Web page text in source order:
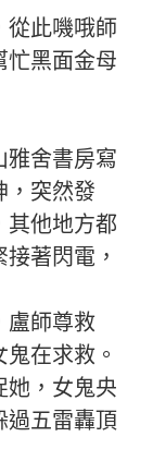
從此嘰哦師
忙黑面金母
雅舍書房寫
，突然發
其他地方都
著閃電，
盧師尊救
在求救。
她，女鬼央
過五雷轟頂